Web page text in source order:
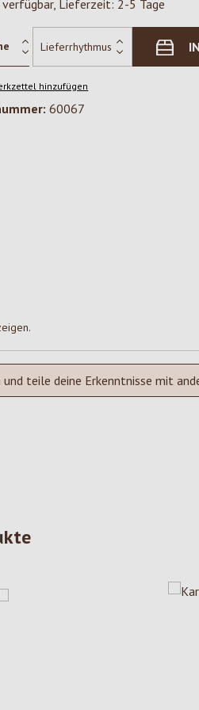
Lieferzeit: 2-5 Tage
hinzufügen
60067
teile deine Erkenntnisse mit